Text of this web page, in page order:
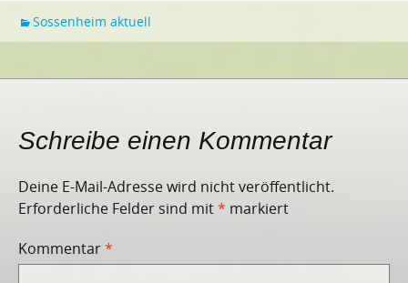
Sossenheim aktuell
Schreibe einen Kommentar
Deine E-Mail-Adresse wird nicht veröffentlicht.
Erforderliche Felder sind mit* markiert
Kommentar*